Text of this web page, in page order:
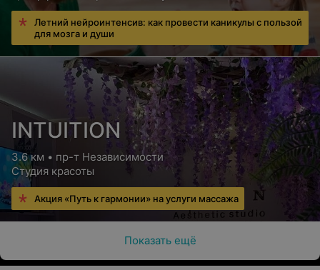
Летний нейроинтенсив: как провести каникулы с пользой
для мозга и души
INTUITION
3.6 км • пр-т Независимости
Студия красоты
Акция «Путь к гармонии» на услуги массажа
Показать ещё